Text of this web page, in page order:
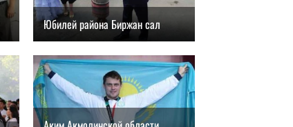
Юбилей района Биржан сал
26.08.2018, 12:00